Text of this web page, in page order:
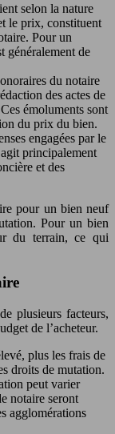
selon la nature
le prix, constituent
Pour un
généralement de
du notaire
des actes de
émoluments sont
du prix du bien.
engagées par le
principalement
et des
pour un bien neuf
Pour un bien
du terrain, ce qui
plusieurs facteurs,
de l’acheteur.
plus les frais de
droits de mutation.
peut varier
notaire seront
agglomérations